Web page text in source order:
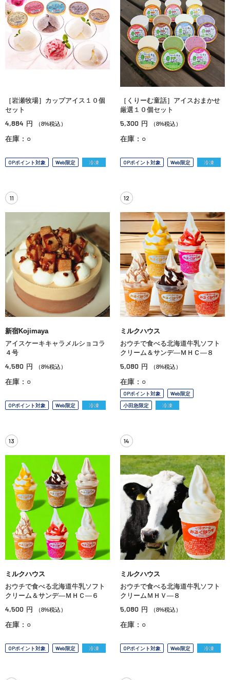
［岩瀬牧場］カップアイス１０個
セット
4,884 円 （8%税込）
在庫：○
OPポイント対象 Web限定 冷凍
［くりーむ童話］アイスおまかせ
厳選１０個セット
5,300 円 （8%税込）
在庫：○
OPポイント対象 Web限定 冷凍
11
新宿Kojimaya
アイスケーキキャラメルショコラ
４号
4,580 円 （8%税込）
在庫：○
OPポイント対象 Web限定 冷凍
12
ミルクハウス
おウチで食べる北海道牛乳ソフト
クリーム＆サンデ—ＭＨＣ—８
5,080 円 （8%税込）
在庫：○
OPポイント対象
Web限定
小田急限定
冷凍
13
ミルクハウス
おウチで食べる北海道牛乳ソフト
クリーム＆サンデ—ＭＨＣ—６
4,500 円 （8%税込）
在庫：○
OPポイント対象 Web限定 冷凍
14
ミルクハウス
おウチで食べる北海道牛乳ソフト
クリームＭＨＶ—８
5,080 円 （8%税込）
在庫：○
OPポイント対象 Web限定 冷凍